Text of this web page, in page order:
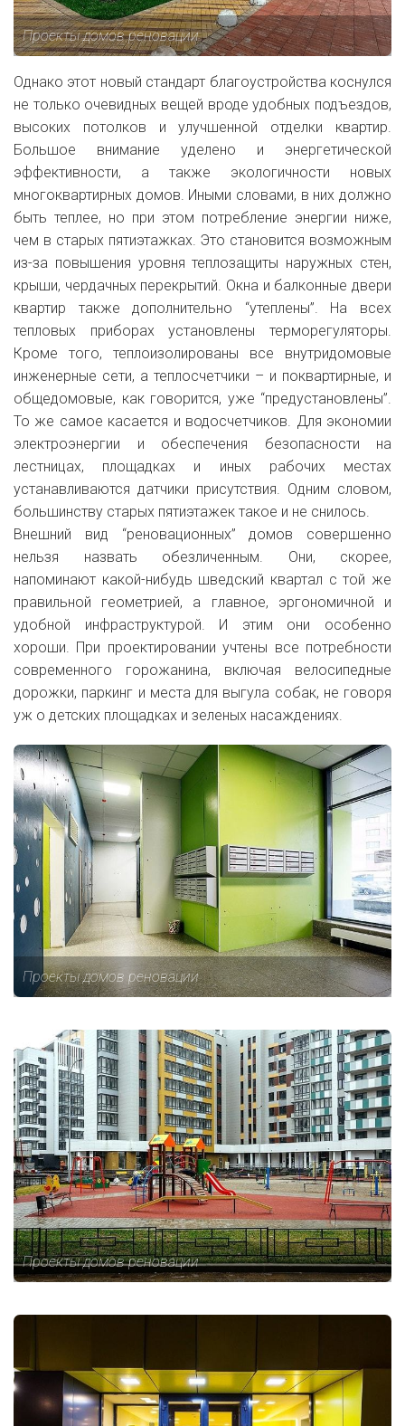
Проекты домов реновации
Однако этот новый стандарт благоустройства коснулся
не только очевидных вещей вроде удобных подъездов,
высоких потолков и улучшенной отделки квартир.
Большое внимание уделено и энергетической
эффективности, а также экологичности новых
многоквартирных домов. Иными словами, в них должно
быть теплее, но при этом потребление энергии ниже,
чем в старых пятиэтажках. Это становится возможным
из-за повышения уровня теплозащиты наружных стен,
крыши, чердачных перекрытий. Окна и балконные двери
квартир также дополнительно “утеплены”. На всех
тепловых приборах установлены терморегуляторы.
Кроме того, теплоизолированы все внутридомовые
инженерные сети, а теплосчетчики – и поквартирные, и
общедомовые, как говорится, уже “предустановлены”.
То же самое касается и водосчетчиков. Для экономии
электроэнергии и обеспечения безопасности на
лестницах, площадках и иных рабочих местах
устанавливаются датчики присутствия. Одним словом,
большинству старых пятиэтажек такое и не снилось.
Внешний вид “реновационных” домов совершенно
нельзя назвать обезличенным. Они, скорее,
напоминают какой-нибудь шведский квартал с той же
правильной геометрией, а главное, эргономичной и
удобной инфраструктурой. И этим они особенно
хороши. При проектировании учтены все потребности
современного горожанина, включая велосипедные
дорожки, паркинг и места для выгула собак, не говоря
уж о детских площадках и зеленых насаждениях.
Проекты домов реновации
Проекты домов реновации